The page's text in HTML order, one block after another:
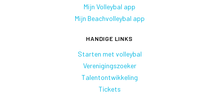
Mijn Volleybal app
Mijn Beachvolleybal app
HANDIGE LINKS
Starten met volleybal
Verenigingszoeker
Talentontwikkeling
Tickets